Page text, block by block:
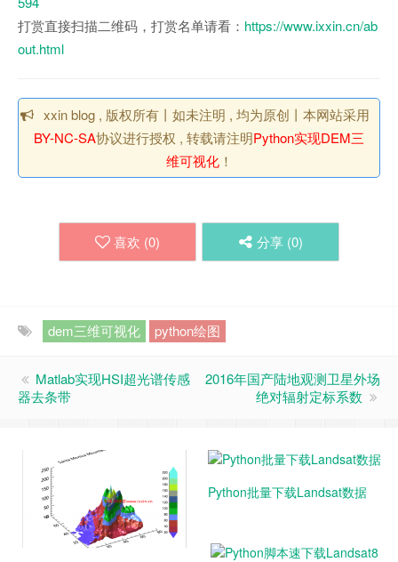
打赏直接扫描二维码，打赏名单请看： https://www.ixxin.cn/ab
out.html
xxin blog , 版权所有丨如未注明 , 均为原创丨本网站采用
BY-NC-SA协议进行授权 , 转载请注明Python实现DEM三
维可视化！
喜欢 (0) 分享 (0)
dem三维可视化 python绘图
Matlab实现HSI超光谱传感
器去条带
2016年国产陆地观测卫星外场
绝对辐射定标系数
Python批量下载Landsat数据